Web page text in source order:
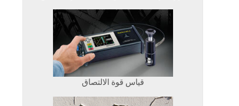
قياس قوة الالتصاق